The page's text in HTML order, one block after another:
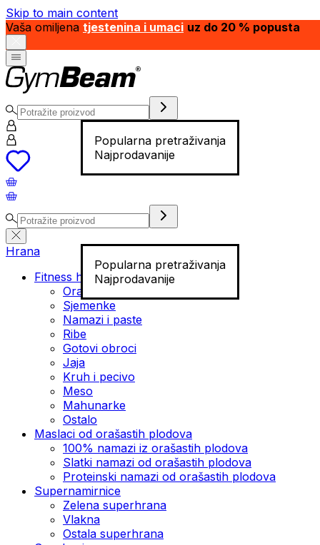
Skip to main content
Vaša omiljena tjestenina i umaci uz do 20 % popusta
Popularna pretraživanja
Najprodavanije
Popularna pretraživanja
Najprodavanije
Hrana
Fitness hrana
Orašasti plodovi
Sjemenke
Namazi i paste
Ribe
Gotovi obroci
Jaja
Kruh i pecivo
Meso
Mahunarke
Ostalo
Maslaci od orašastih plodova
100% namazi iz orašastih plodova
Slatki namazi od orašastih plodova
Proteinski namazi od orašastih plodova
Supernamirnice
Zelena superhrana
Vlakna
Ostala superhrana